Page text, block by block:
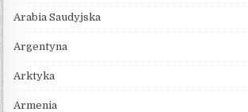
Arabia Saudyjska
Argentyna
Arktyka
Armenia